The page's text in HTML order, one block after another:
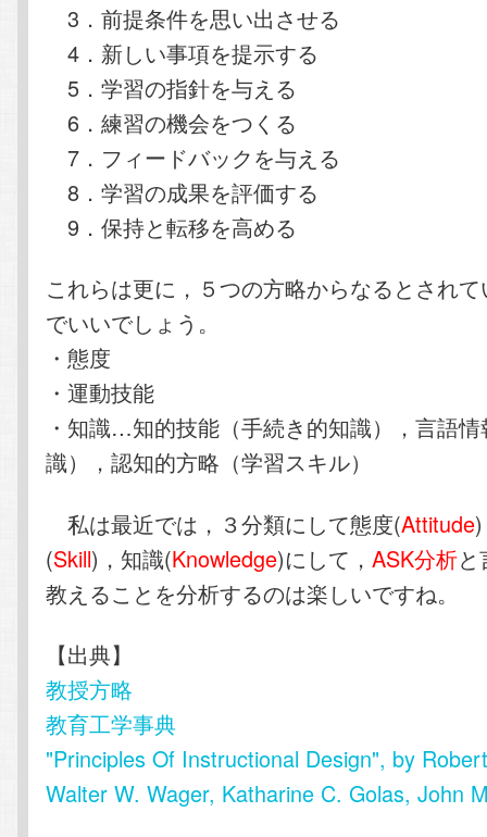
3．前提条件を思い出させる
4．新しい事項を提示する
5．学習の指針を与える
6．練習の機会をつくる
7．フィードバックを与える
8．学習の成果を評価する
9．保持と転移を高める
これらは更に，５つの方略からなるとされ
でいいでしょう。
・態度
・運動技能
・知識…知的技能（手続き的知識），言語
識），認知的方略（学習スキル）
私は最近では，３分類にして態度(Attitude
(Skill)，知識(Knowledge)にして，ASK分析
教えることを分析するのは楽しいですね。
【出典】
教授方略
教育工学事典
"Principles Of Instructional Design", by
Walter W. Wager, Katharine C. Golas, John